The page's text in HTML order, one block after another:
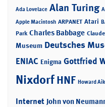
Ada Lovelace Alan Turing
Apple Macintosh ARPANET Atari
Park Charles Babbage
Museum Deutsches
ENIAC Enigma Gottfried
NixdorfHNF Howard
Internet John von